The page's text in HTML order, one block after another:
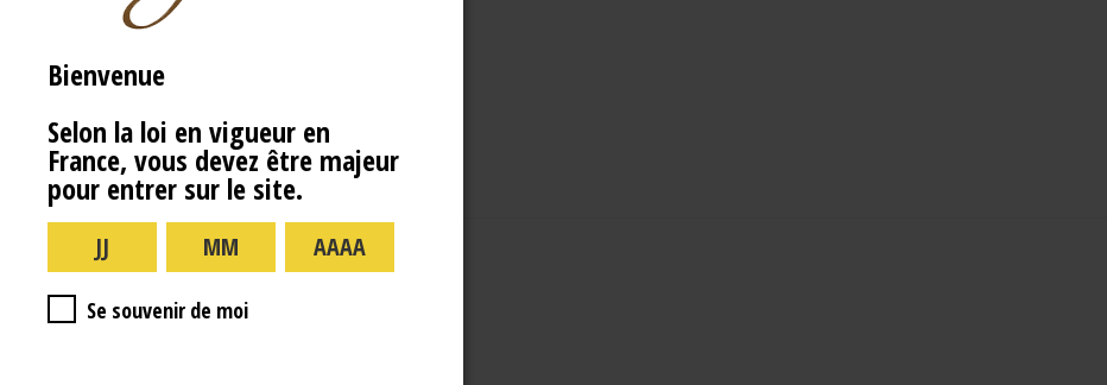
Bienvenue
Selon la loi en vigueur en
France, vous devez être majeur
pour entrer sur le site.
Se souvenir de moi